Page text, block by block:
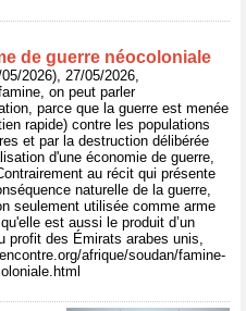
de guerre néocoloniale
2026), 27/05/2026,
on peut parler
parce que la guerre est menée
rapide) contre les populations
et par la destruction délibérée
d'une économie de guerre,
au récit qui présente
naturelle de la guerre,
seulement utilisée comme arme
est aussi le produit d’un
profit des Émirats arabes unis,
afrique/soudan/famine-